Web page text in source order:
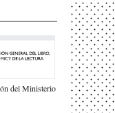
del Ministerio